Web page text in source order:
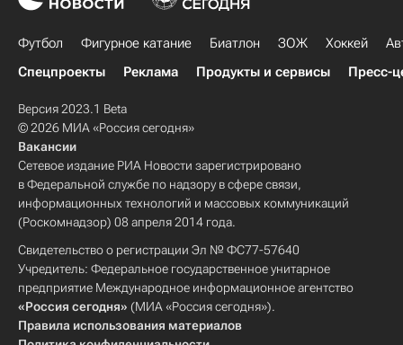
Футбол Фигурное катание Биатлон ЗОЖ Хоккей
Спецпроекты
Реклама Продукты и сервисы Пресс-
Версия 2023.1 Beta
© 2026 МИА «Россия сегодня»
Вакансии
Сетевое издание РИА Новости зарегистрировано
в Федеральной службе по надзору в сфере связи,
информационных технологий и массовых коммуникаций
(Роскомнадзор) 08 апреля 2014 года.
Свидетельство о регистрации Эл № ФС77-57640
Учредитель: Федеральное государственное унитарное
предприятие Международное информационное агентство
«Россия сегодня» (МИА «Россия сегодня»).
Правила использования материалов